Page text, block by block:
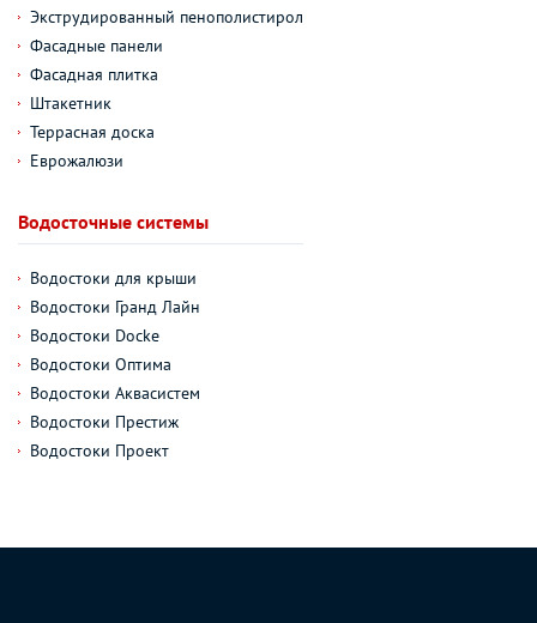
Экструдированный пенополистирол
Фасадные панели
Фасадная плитка
Штакетник
Террасная доска
Еврожалюзи
Водосточные системы
Водостоки для крыши
Водостоки Гранд Лайн
Водостоки Docke
Водостоки Оптима
Водостоки Аквасистем
Водостоки Престиж
Водостоки Проект